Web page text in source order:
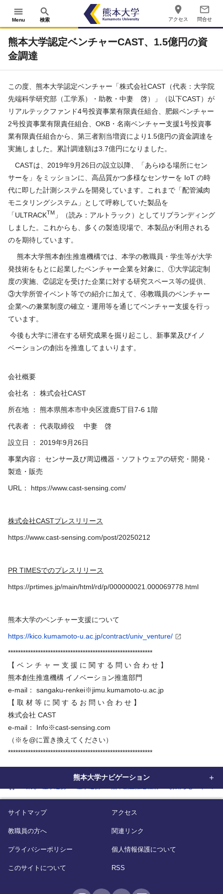
menu
Menu
search
検索
place
アクセス
mail_outline
問合せ
home
熊本大学認定ベンチャーCAST、1.5億円の資
金調達
この度、熊本大学認定ベンチャー「株式会社CAST （代表：大学院
先端科学研究部（工学系）・助教・中妻 啓）」（以下CAST）が
リアルテックファンド4号投資事業有限責任組合、肥銀ベンチャー
2号投資事業有限責任組合、 OKB ・名南ベンチャー支援1号投資事
業有限責任組合から、第三者割当増資により 1.5億円の資金調達を
実施しました。累計調達額は3.7億円になりました。
CASTは、 2019年9月 26日の設立以降、「あらゆる場所にセン
サーを」をミッションに、高品質かつ多様なセンサーを IoT の時
代に即した計測システムを開発しています。これまで「配管減肉
モニタリングシステム」として呼称していた製品を
「ULTRACKTM 」（読み：アルトラック）としてリブランディング
しました。これからも、多くの製造現場で、本製品が利用される
のを期待しています。
熊本大学熊本創生推進機構では、本学の教職員・学生等が大学
発技術をもとに起業したベンチャー企業を対象に、 ①大学認定制
度の実施、 ②認定を受けた企業に対する研究スペース等の提供、
③大学所管イベント等での紹介に加えて、 ④教職員のベンチャー
企業への兼業制度の確立・運用等を通じてベンチャー支援を行っ
ています。
今後も大学に潜在する研究成果を掘り起こし、新事業及びイノ
ベーションの創出を推進してまいります。
会社概要
会社名 ： 株式会社CAST
所在地 ： 熊本県熊本市中央区渡鹿5丁目7-6 1 階
代表者 ： 代表取締役 中妻 啓
設立日 ： 2019年9月 26日
事業内容： センサー及び周辺機器・ソフトウェアの研究・開発・
製造・販売
URL： https://www.cast-sensing.com/
株式会社CASTプレスリリース
https://www.cast-sensing.com/post/20250212
PR TIMESでのプレスリリース
https://prtimes.jp/main/html/rd/p/000000021.000069778.html
熊本大学のベンチャー支援について
https://kico.kumamoto-u.ac.jp/contract/univ_venture/
**********************************************************
【 ベ ン チ ャ ー 支 援 に 関 す る 問 い 合 わ せ 】
熊本創生推進機構 イノベーション推進部門
e-mail： sangaku-renkei※jimu.kumamoto-u.ac.jp
【 取 材 等 に 関 す る お 問 い 合 わ せ 】
株式会社 CAST
e-mail： Info※cast-sensing.com
（※を@に置き換えてください）
**********************************************************
熊本大学ナビゲーション
サイトマップ アクセス
教職員の方へ 関連リンク
プライバシーポリシー 個人情報保護について
このサイトについて RSS